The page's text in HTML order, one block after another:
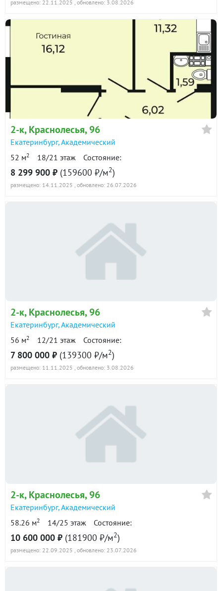
размещено: 22.11.2025 , обновлено: 3.08.2026
2-к, Краснолесья, 96
Екатеринбург,Академический
52 м2 18/21 этаж Состояние:
8 299 900 ₽ (159600 ₽/м2)
размещено: 14.11.2025 , обновлено: 26.07.2026
2-к, Краснолесья, 96
Екатеринбург,Академический
56 м2 12/21 этаж Состояние:
7 800 000 ₽ (139300 ₽/м2)
размещено: 11.11.2025 , обновлено: 3.08.2026
2-к, Краснолесья, 96
Екатеринбург,Академический
58.26 м2 14/25 этаж Состояние:
10 600 000 ₽ (181900 ₽/м2)
размещено: 22.09.2025 , обновлено: 23.07.2026